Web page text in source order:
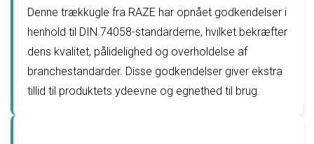
Denne trækkugle fra RAZE har opnået godkendelser i
henhold til DIN 74058-standarderne, hvilket bekræfter
dens kvalitet, pålidelighed og overholdelse af
branchestandarder. Disse godkendelser giver ekstra
tillid til produktets ydeevne og egnethed til brug.